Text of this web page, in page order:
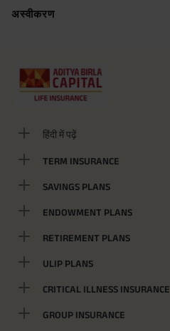
अस्वीकरण
हिंदी में पढ़ें
TERM INSURANCE
SAVINGS PLANS
ENDOWMENT PLANS
RETIREMENT PLANS
ULIP PLANS
CRITICAL ILLNESS INSURANCE
GROUP INSURANCE